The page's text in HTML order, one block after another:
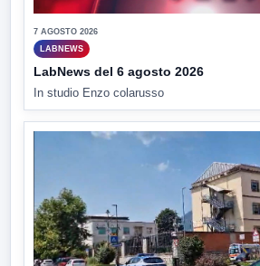
7 AGOSTO 2026
LABNEWS
LabNews del 6 agosto 2026
In studio Enzo colarusso